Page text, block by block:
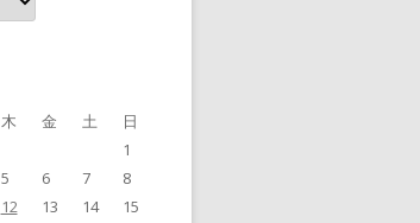
木 金 土
日
1
5 6 7
8
12 13 14
15